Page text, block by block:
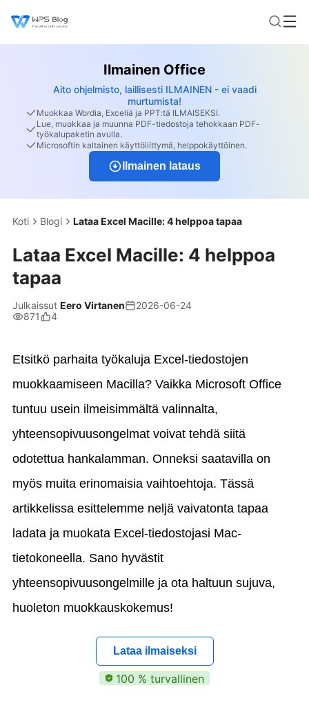
Ilmainen Office
Aito ohjelmisto, laillisesti ILMAINEN - ei vaadi
murtumista!
Muokkaa Wordia, Exceliä ja PPT:tä ILMAISEKSI.
Lue, muokkaa ja muunna PDF-tiedostoja tehokkaan PDF-
työkalupaketin avulla.
Microsoftin kaltainen käyttöliittymä, helppokäyttöinen.
Ilmainen lataus
Koti Blogi Lataa Excel Macille: 4 helppoa tapaa
Lataa Excel Macille: 4 helppoa
tapaa
Julkaissut Eero Virtanen
2026-06-24
871
4
Etsitkö parhaita työkaluja Excel-tiedostojen
muokkaamiseen Macilla? Vaikka Microsoft Office
tuntuu usein ilmeisimmältä valinnalta,
yhteensopivuusongelmat voivat tehdä siitä
odotettua hankalamman. Onneksi saatavilla on
myös muita erinomaisia vaihtoehtoja. Tässä
artikkelissa esittelemme neljä vaivatonta tapaa
ladata ja muokata Excel-tiedostojasi Mac-
tietokoneella. Sano hyvästit
yhteensopivuusongelmille ja ota haltuun sujuva,
huoleton muokkauskokemus!
Lataa ilmaiseksi
100 % turvallinen